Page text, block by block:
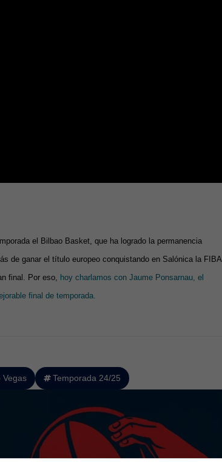
el Bilbao Basket, que ha logrado la permanencia
de ganar el título europeo conquistando en Salónica la FIBA
final. Por eso, hoy charlamos con Jaume Ponsarnau, el
final de temporada.
Vegas Temporada 24/25